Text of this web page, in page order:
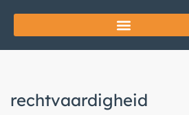
rechtvaardigheid